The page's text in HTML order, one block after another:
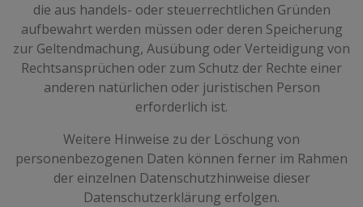
die aus handels- oder steuerrechtlichen Gründen
aufbewahrt werden müssen oder deren Speicherung
zur Geltendmachung, Ausübung oder Verteidigung von
Rechtsansprüchen oder zum Schutz der Rechte einer
anderen natürlichen oder juristischen Person
erforderlich ist.
Weitere Hinweise zu der Löschung von
personenbezogenen Daten können ferner im Rahmen
der einzelnen Datenschutzhinweise dieser
Datenschutzerklärung erfolgen.